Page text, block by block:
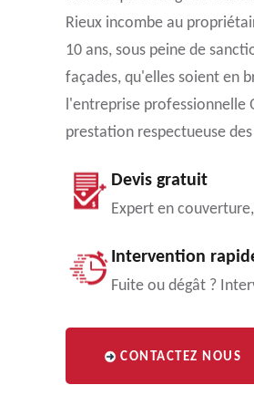
Rieux incombe au
10 ans, sous peine de
façades, qu'elles soient en
l'entreprise professionnelle
prestation respectueuse
Devis gratuit
Expert en
Intervention
Fuite ou dégât ?
CONTACTEZ NOUS